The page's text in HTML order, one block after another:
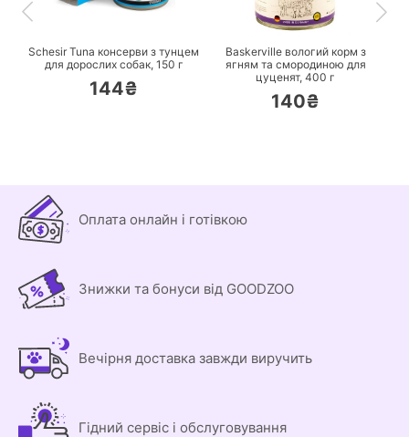
ПЕРЕЙТИ
Schesir Tuna консерви з тунцем
для дорослих собак, 150 г
144₴
ПЕРЕЙТИ
Baskerville вологий корм з
ягням та смородиною для
цуценят, 400 г
140₴
Оплата онлайн і готівкою
Знижки та бонуси від GOODZOO
Вечірня доставка завжди виручить
Гідний сервіс і обслуговування